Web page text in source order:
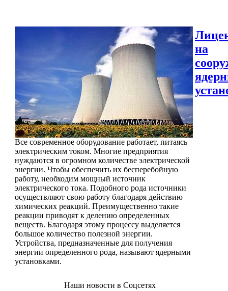
Все современное оборудование работает, питаясь
электрическим током. Многие предприятия
нуждаются в огромном количестве электрической
энергии. Чтобы обеспечить их бесперебойную
работу, необходим мощный источник
электрического тока. Подобного рода источники
осуществляют свою работу благодаря действию
химических реакций. Преимущественно такие
реакции приводят к делению определенных
веществ. Благодаря этому процессу выделяется
большое количество полезной энергии.
Устройства, предназначенные для получения
энергии определенного рода, называют ядерными
установками.
на
Наши новости в Соцсетях